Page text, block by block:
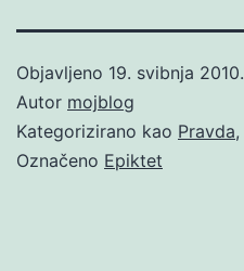
Objavljeno 19. svibnja 2010.
Autor mojblog
Kategorizirano kao Pravda,
Označeno Epiktet